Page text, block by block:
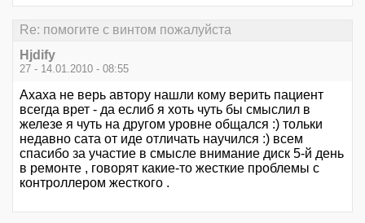
Re: помогите с винтом пожалуйста
Hjdify
27 - 14.01.2010 - 08:55
Ахаха не верь автору нашли кому верить пациент
всегда врет - да еслиб я хоть чуть бы смыслил в
железе я чуть на другом уровне общался :) тольки
недавно сата от иде отличать научился :) всем
спасибо за участие в смысле внимание диск 5-й день
в ремонте , говорят какие-то жесткие проблемы с
контроллером жесткого .